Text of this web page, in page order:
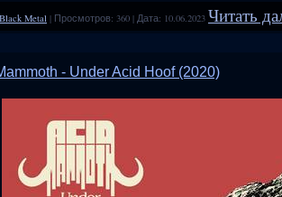
Metal | Просмотров: 360 | Дата: 10.06.2023 Читать
- Under Acid Hoof (2020)